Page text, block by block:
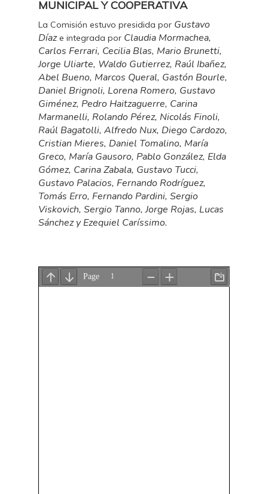
MUNICIPAL Y COOPERATIVA
La Comisión estuvo presidida por Gustavo
Díaze integrada por Claudia Mormachea,
Carlos Ferrari, Cecilia Blas, Mario Brunetti,
Jorge Uliarte, Waldo Gutierrez, Raúl Ibañez,
Abel Bueno, Marcos Queral, Gastón Bourle,
Daniel Brignoli, Lorena Romero, Gustavo
Giménez, Pedro Haitzaguerre, Carina
Marmanelli, Rolando Pérez, Nicolás Finoli,
Raúl Bagatolli, Alfredo Nux, Diego Cardozo,
Cristian Mieres, Daniel Tomalino, María
Greco, María Gausoro, Pablo González, Elda
Gómez, Carina Zabala, Gustavo Tucci,
Gustavo Palacios, Fernando Rodríguez,
Tomás Erro, Fernando Pardini, Sergio
Viskovich, Sergio Tanno, Jorge Rojas, Lucas
Sánchez y Ezequiel Caríssimo.